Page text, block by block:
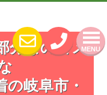
MENU
分なのでメ
岐阜市・